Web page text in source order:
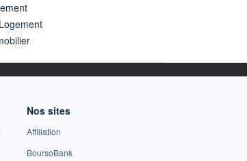
Nos sites
Affiliation
BoursoBank